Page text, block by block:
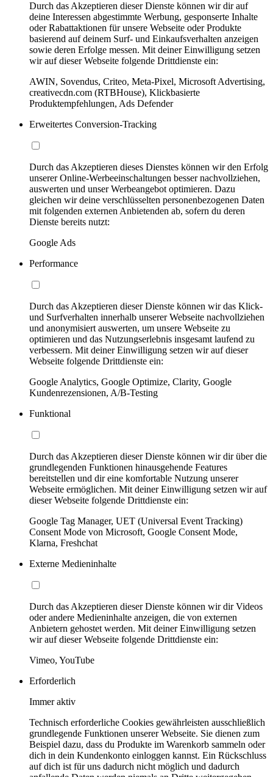
Durch das Akzeptieren dieser Dienste können wir dir auf
deine Interessen abgestimmte Werbung, gesponserte Inhalte
oder Rabattaktionen für unsere Webseite oder Produkte
basierend auf deinem Surf- und Einkaufsverhalten anzeigen
sowie deren Erfolge messen. Mit deiner Einwilligung setzen
wir auf dieser Webseite folgende Drittdienste ein:
AWIN, Sovendus, Criteo, Meta-Pixel, Microsoft Advertising,
creativecdn.com (RTBHouse), Klickbasierte
Produktempfehlungen, Ads Defender
Erweitertes Conversion-Tracking
Durch das Akzeptieren dieses Dienstes können wir den Erfolg
unserer Online-Werbeeinschaltungen besser nachvollziehen,
auswerten und unser Werbeangebot optimieren. Dazu
gleichen wir deine verschlüsselten personenbezogenen Daten
mit folgenden externen Anbietenden ab, sofern du deren
Dienste bereits nutzt:
Google Ads
Performance
Durch das Akzeptieren dieser Dienste können wir das Klick-
und Surfverhalten innerhalb unserer Webseite nachvollziehen
und anonymisiert auswerten, um unsere Webseite zu
optimieren und das Nutzungserlebnis insgesamt laufend zu
verbessern. Mit deiner Einwilligung setzen wir auf dieser
Webseite folgende Drittdienste ein:
Google Analytics, Google Optimize, Clarity, Google
Kundenrezensionen, A/B-Testing
Funktional
Durch das Akzeptieren dieser Dienste können wir dir über die
grundlegenden Funktionen hinausgehende Features
bereitstellen und dir eine komfortable Nutzung unserer
Webseite ermöglichen. Mit deiner Einwilligung setzen wir auf
dieser Webseite folgende Drittdienste ein:
Google Tag Manager, UET (Universal Event Tracking)
Consent Mode von Microsoft, Google Consent Mode,
Klarna, Freshchat
Externe Medieninhalte
Durch das Akzeptieren dieser Dienste können wir dir Videos
oder andere Medieninhalte anzeigen, die von externen
Anbietern gehostet werden. Mit deiner Einwilligung setzen
wir auf dieser Webseite folgende Drittdienste ein:
Vimeo, YouTube
Erforderlich
Immer aktiv
Technisch erforderliche Cookies gewährleisten ausschließlich
grundlegende Funktionen unserer Webseite. Sie dienen zum
Beispiel dazu, dass du Produkte im Warenkorb sammeln oder
dich in dein Kundenkonto einloggen kannst. Ein Rückschluss
auf dich ist für uns dadurch nicht möglich und dadurch